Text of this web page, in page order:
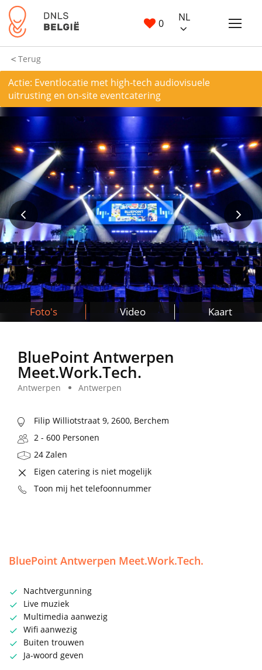
0 NL
Terug
Actie: Eventlocatie met high-tech audiovisuele
uitrusting en on-site eventcatering
Foto's Video Kaart
BluePoint Antwerpen
Meet.Work.Tech.
Antwerpen Antwerpen
Filip Williotstraat 9, 2600, Berchem
2 - 600 Personen
24 Zalen
Eigen catering is niet mogelijk
Toon mij het telefoonnummer
BluePoint Antwerpen Meet.Work.Tech.
Nachtvergunning
Live muziek
Multimedia aanwezig
Wifi aanwezig
Buiten trouwen
Ja-woord geven